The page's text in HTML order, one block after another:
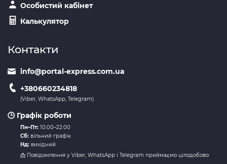
Особистий кабінет
Калькулятор
Контакти
info@portal-express.com.ua
+380660234818
(Viber, WhatsApp, Telegram)
🕒 Графік роботи
Пн–Пт: 10:00–22:00
Сб: вільний графік
Нд: вихідний
📩 Повідомлення у Viber, WhatsApp і Telegram приймаємо цілодобово